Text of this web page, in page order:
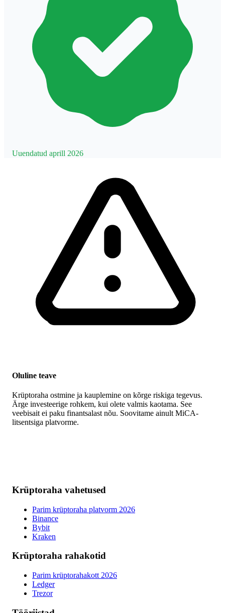
Uuendatud aprill 2026
Oluline teave
Krüptoraha ostmine ja kauplemine on kõrge riskiga tegevus.
Ärge investeerige rohkem, kui olete valmis kaotama. See
veebisait ei paku finantsalast nõu. Soovitame ainult MiCA-
litsentsiga platvorme.
Krüptoraha vahetused
Parim krüptoraha platvorm 2026
Binance
Bybit
Kraken
Krüptoraha rahakotid
Parim krüptorahakott 2026
Ledger
Trezor